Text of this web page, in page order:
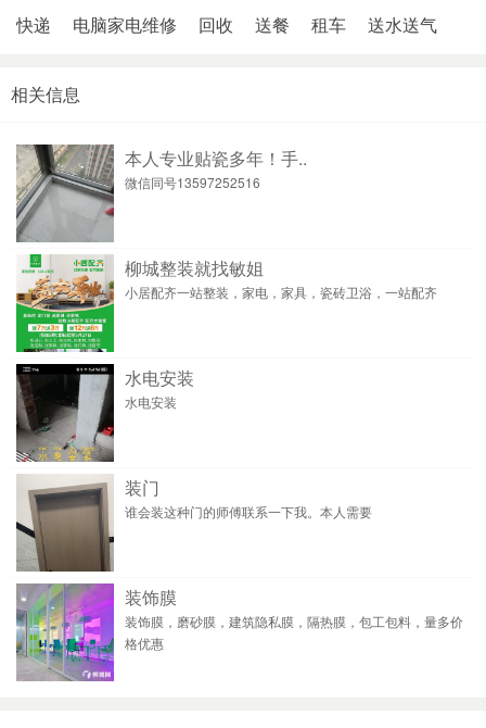
快递
电脑家电维修 回收 送餐 租车 送水送气
相关信息
本人专业贴瓷多年！手..
微信同号13597252516
柳城整装就找敏姐
小居配齐一站整装，家电，家具，瓷砖卫浴，一站配齐
水电安装
水电安装
装门
谁会装这种门的师傅联系一下我。本人需要
装饰膜
装饰膜，磨砂膜，建筑隐私膜，隔热膜，包工包料，量多价
格优惠